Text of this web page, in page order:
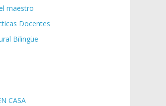
maestro
Docentes
Bilingüe
CASA